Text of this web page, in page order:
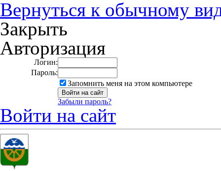
Вернуться к обычному
Закрыть
Авторизация
Логин:
Пароль:
Запомнить меня на этом компьютере
Забыли пароль?
Войти на сайт